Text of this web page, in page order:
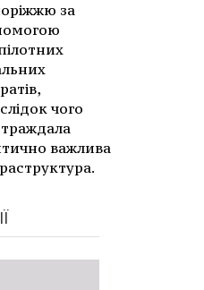
за
чого
важлива